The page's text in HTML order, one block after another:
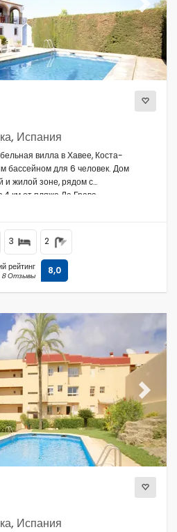
Next
Испания
вилла в Хавее, Коста-
бассейном для 6 человек. Дом
и жилой зоне, рядом с
км от пляжа Ла Грава.
3 2
рейтинг
8 Отзывы 8,0
Next
Испания